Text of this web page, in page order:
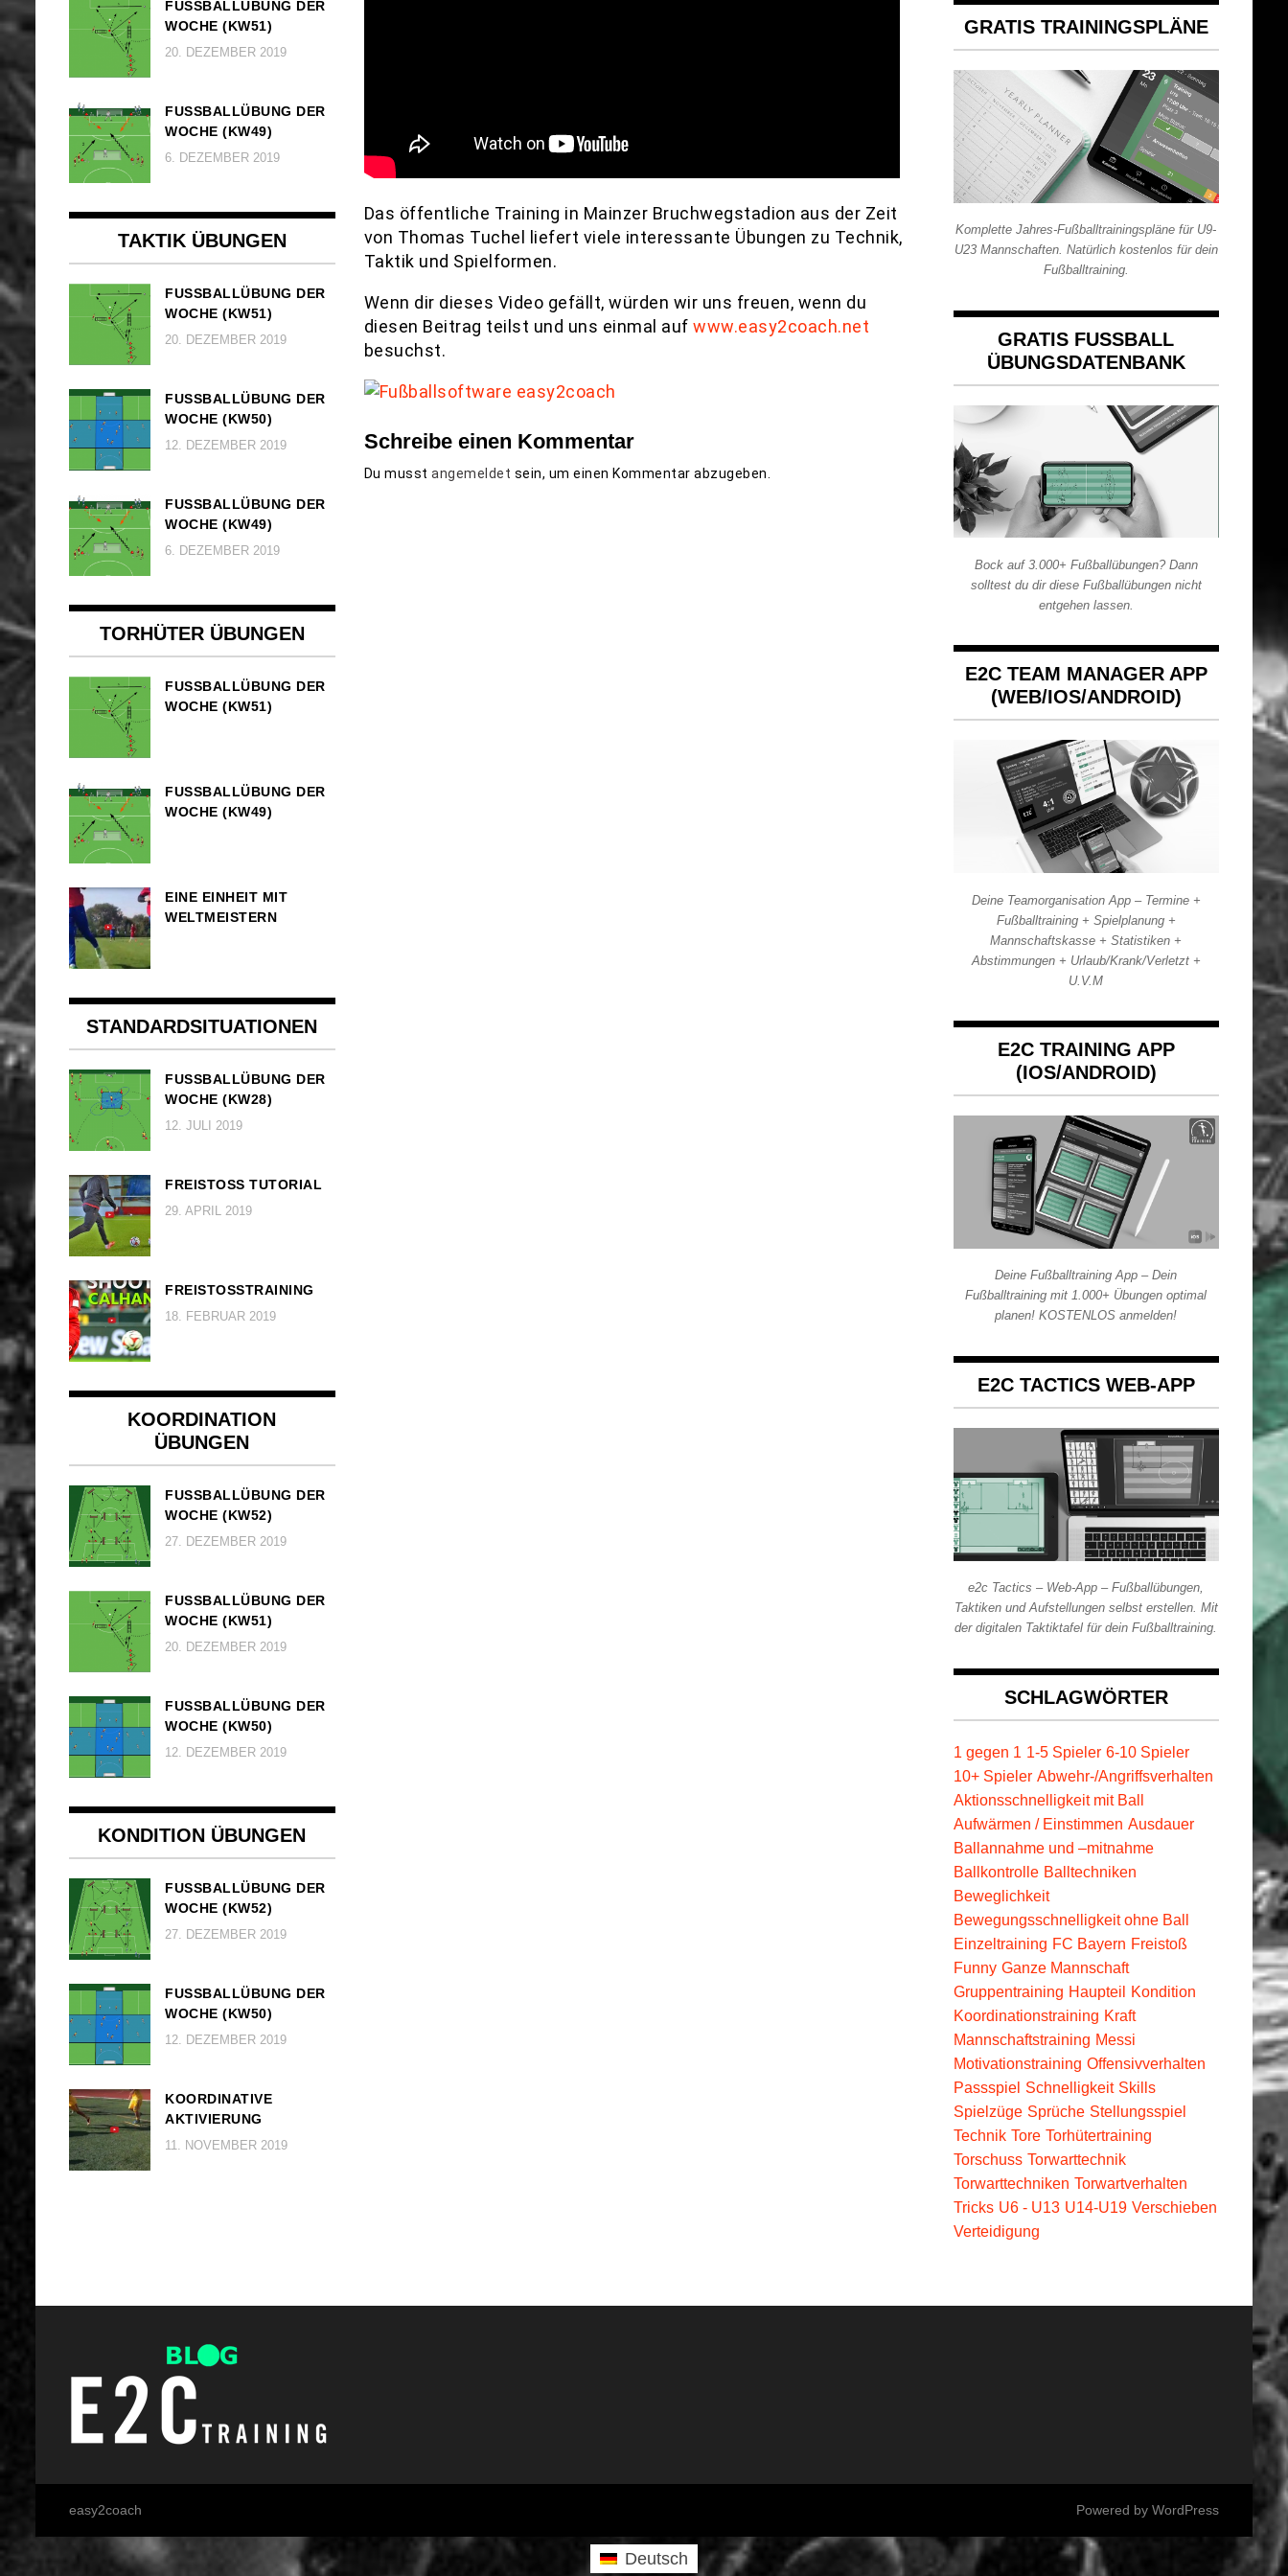
Das öffentliche Training in Mainzer Bruchwegstadion aus der Zeit
von Thomas Tuchel liefert viele interessante Übungen zu Technik,
Taktik und Spielformen.
Wenn dir dieses Video gefällt, würden wir uns freuen, wenn du
diesen Beitrag teilst und uns einmal auf www.easy2coach.net
besuchst.
Schreibe einen Kommentar
Du musst angemeldet sein, um einen Kommentar abzugeben.
FUSSBALLÜBUNG DER W
OCHE (KW51)
20. DEZEMBER 2019
FUSSBALLÜBUNG DER W
OCHE (KW49)
6. DEZEMBER 2019
TAKTIK ÜBUNGEN
FUSSBALLÜBUNG DER W
OCHE (KW51)
20. DEZEMBER 2019
FUSSBALLÜBUNG DER W
OCHE (KW50)
12. DEZEMBER 2019
FUSSBALLÜBUNG DER W
OCHE (KW49)
6. DEZEMBER 2019
TORHÜTER ÜBUNGEN
FUSSBALLÜBUNG DER W
OCHE (KW51)
FUSSBALLÜBUNG DER W
OCHE (KW49)
EINE EINHEIT MIT
WELTMEISTERN
STANDARDSITUATIONEN
FUSSBALLÜBUNG DER W
OCHE (KW28)
12. JULI 2019
FREISTOSS TUTORIAL
29. APRIL 2019
FREISTOSSTRAINING
18. FEBRUAR 2019
KOORDINATION
ÜBUNGEN
FUSSBALLÜBUNG DER W
OCHE (KW52)
27. DEZEMBER 2019
FUSSBALLÜBUNG DER W
OCHE (KW51)
20. DEZEMBER 2019
FUSSBALLÜBUNG DER W
OCHE (KW50)
12. DEZEMBER 2019
KONDITION ÜBUNGEN
FUSSBALLÜBUNG DER W
OCHE (KW52)
27. DEZEMBER 2019
FUSSBALLÜBUNG DER W
OCHE (KW50)
12. DEZEMBER 2019
KOORDINATIVE
AKTIVIERUNG
11. NOVEMBER 2019
GRATIS TRAININGSPLÄNE
Komplette Jahres-Fußballtrainingspläne für U9-
U23 Mannschaften. Natürlich kostenlos für dein
Fußballtraining.
GRATIS FUSSBALL Ü
BUNGSDATENBANK
Bock auf 3.000+ Fußballübungen? Dann
solltest du dir diese Fußballübungen nicht
entgehen lassen.
E2C TEAM MANAGER APP
(WEB/IOS/ANDROID)
Deine Teamorganisation App – Termine +
Fußballtraining + Spielplanung +
Mannschaftskasse + Statistiken +
Abstimmungen + Urlaub/Krank/Verletzt +
U.V.M
E2C TRAINING APP
(IOS/ANDROID)
Deine Fußballtraining App – Dein
Fußballtraining mit 1.000+ Übungen optimal
planen! KOSTENLOS anmelden!
E2C TACTICS WEB-APP
e2c Tactics – Web-App – Fußballübungen,
Taktiken und Aufstellungen selbst erstellen. Mit
der digitalen Taktiktafel für dein Fußballtraining.
SCHLAGWÖRTER
1 gegen 1 1-5 Spieler 6-10 Spieler
10+ Spieler Abwehr-/Angriffsverhalten
Aktionsschnelligkeit mit Ball
Aufwärmen / Einstimmen Ausdauer
Ballannahme und –mitnahme
Ballkontrolle Balltechniken
Beweglichkeit
Bewegungsschnelligkeit ohne Ball
Einzeltraining FC Bayern Freistoß
Funny Ganze Mannschaft
Gruppentraining Haupteil Kondition
Koordinationstraining Kraft
Mannschaftstraining Messi
Motivationstraining Offensivverhalten
Passspiel Schnelligkeit Skills
Spielzüge Sprüche Stellungsspiel
Technik Tore Torhütertraining
Torschuss Torwarttechnik
Torwarttechniken Torwartverhalten
Tricks U6 - U13 U14-U19 Verschieben
Verteidigung
easy2coach Powered by WordPress
Deutsch